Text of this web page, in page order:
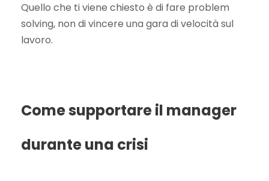
Quello che ti viene chiesto è di fare problem
solving, non di vincere una gara di velocità sul
lavoro.
Come supportare il manager
durante una crisi